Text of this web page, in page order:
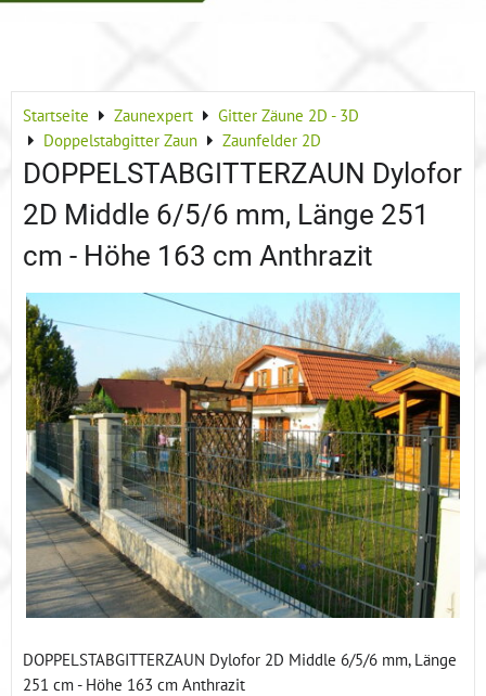
Startseite Zaunexpert
Gitter Zäune 2D - 3D
Doppelstabgitter Zaun
Zaunfelder 2D
DOPPELSTABGITTERZAUN Dylofor
2D Middle 6/5/6 mm, Länge 251
cm - Höhe 163 cm Anthrazit
DOPPELSTABGITTERZAUN Dylofor 2D Middle 6/5/6 mm, Länge
251 cm - Höhe 163 cm Anthrazit